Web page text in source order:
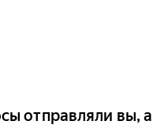
отправляли вы, а